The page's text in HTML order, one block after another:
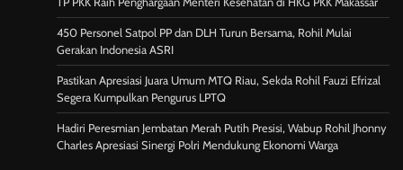
450 Personel Satpol PP dan DLH Turun Bersama, Rohil Mulai
Gerakan Indonesia ASRI
Pastikan Apresiasi Juara Umum MTQ Riau, Sekda Rohil Fauzi Efrizal
Segera Kumpulkan Pengurus LPTQ
Hadiri Peresmian Jembatan Merah Putih Presisi, Wabup Rohil Jhonny
Charles Apresiasi Sinergi Polri Mendukung Ekonomi Warga